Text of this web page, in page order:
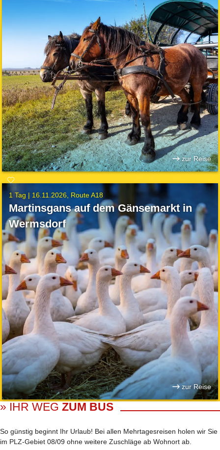
zur Reise
1 Tag | 16.11.2026 Route A18
Martinsgans auf dem Gänsemarkt in
Wermsdorf
zur Reise
» IHR WEG ZUM BUS
So günstig beginnt Ihr Urlaub! Bei allen Mehrtages­reisen holen wir Sie
im PLZ-Gebiet 08/09 ohne weitere Zuschläge ab Wohnort ab.